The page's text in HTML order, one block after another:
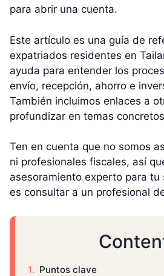
para abrir una cuenta.
Este artículo es una guía de
expatriados residentes en
ayuda para entender los
envío, recepción, ahorro e
También incluimos enlaces a
profundizar en temas
Ten en cuenta que no somos
ni profesionales fiscales, así
asesoramiento experto para tu
es consultar a un profesional
Puntos clave